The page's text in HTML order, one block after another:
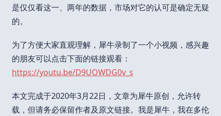
是仅仅看这一、两年的数据，市场对它的认可是确定无疑
的。
为了方便大家直观理解，犀牛录制了一个小视频，感兴趣
的朋友可以点击下面的链接观看：
https://youtu.be/D9UOWDG0v_s
本文完成于2020年3月22日，文章为犀牛原创，允许转
载，但请务必保留作者及原文链接。我是犀牛，我在多伦